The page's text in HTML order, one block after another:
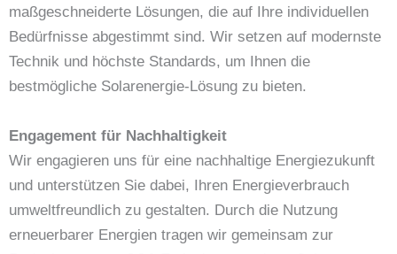
maßgeschneiderte Lösungen, die auf Ihre individuellen
Bedürfnisse abgestimmt sind. Wir setzen auf modernste
Technik und höchste Standards, um Ihnen die
bestmögliche Solarenergie-Lösung zu bieten.
Engagement für Nachhaltigkeit
Wir engagieren uns für eine nachhaltige Energiezukunft
und unterstützen Sie dabei, Ihren Energieverbrauch
umweltfreundlich zu gestalten. Durch die Nutzung
erneuerbarer Energien tragen wir gemeinsam zur